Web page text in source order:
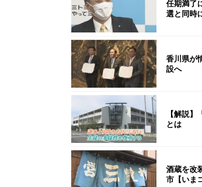
任期満了
選と同時
香川県が
設へ
【解説
とは
酒蔵を改
市【いま